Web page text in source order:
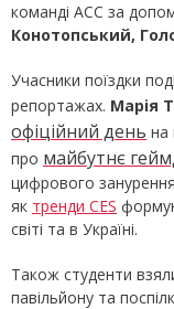
команді АСС за
Конотопський,
Учасники поїздки
репортажах. Марія
офіційний день на
про майбутнє
цифрового
як тренди CES
світі та в Україні.
Також студенти
павільйону та